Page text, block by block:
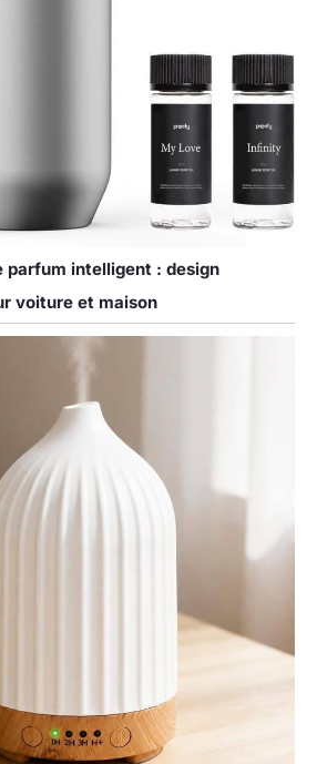
parfum intelligent : design
voiture et maison